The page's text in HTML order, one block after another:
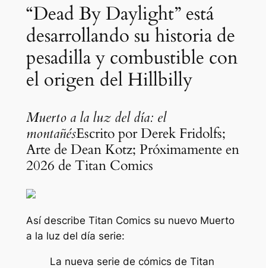
“Dead By Daylight” está
desarrollando su historia de
pesadilla y combustible con
el origen del Hillbilly
Muerto a la luz del día: el
montañésEscrito por Derek Fridolfs;
Arte de Dean Kotz; Próximamente en
2026 de Titan Comics
Así describe Titan Comics su nuevo Muerto
a la luz del día serie:
La nueva serie de cómics de Titan